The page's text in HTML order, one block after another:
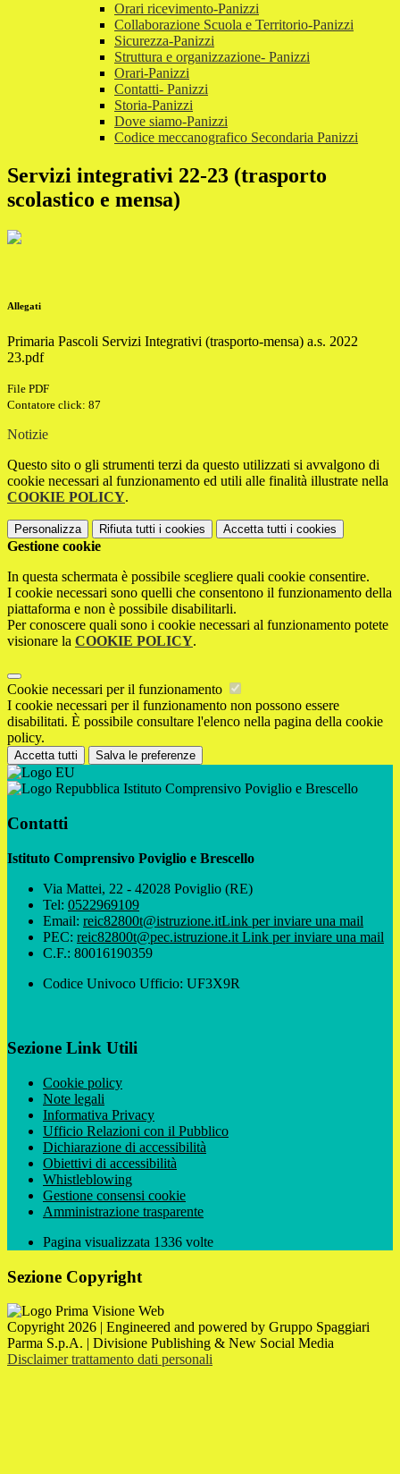
Orari ricevimento-Panizzi
Collaborazione Scuola e Territorio-Panizzi
Sicurezza-Panizzi
Struttura e organizzazione- Panizzi
Orari-Panizzi
Contatti- Panizzi
Storia-Panizzi
Dove siamo-Panizzi
Codice meccanografico Secondaria Panizzi
Servizi integrativi 22-23 (trasporto
scolastico e mensa)
Allegati
Primaria Pascoli Servizi Integrativi (trasporto-mensa) a.s. 2022
23.pdf
File PDF
Contatore click: 87
Notizie
Questo sito o gli strumenti terzi da questo utilizzati si avvalgono di
cookie necessari al funzionamento ed utili alle finalità illustrate nella
COOKIE POLICY.
Personalizza Rifiuta tutti i cookies Accetta tutti i cookies
Gestione cookie
In questa schermata è possibile scegliere quali cookie consentire.
I cookie necessari sono quelli che consentono il funzionamento della
piattaforma e non è possibile disabilitarli.
Per conoscere quali sono i cookie necessari al funzionamento potete
visionare la COOKIE POLICY.
Cookie necessari per il funzionamento
I cookie necessari per il funzionamento non possono essere
disabilitati. È possibile consultare l'elenco nella pagina della cookie
policy.
Accetta tutti Salva le preferenze
Istituto Comprensivo Poviglio e Brescello
Contatti
Istituto Comprensivo Poviglio e Brescello
Via Mattei, 22 - 42028 Poviglio (RE)
Tel: 0522969109
Email: reic82800t@istruzione.itLink per inviare una mail
PEC: reic82800t@pec.istruzione.it Link per inviare una mail
C.F.: 80016190359
Codice Univoco Ufficio: UF3X9R
Sezione Link Utili
Cookie policy
Note legali
Informativa Privacy
Ufficio Relazioni con il Pubblico
Dichiarazione di accessibilità
Obiettivi di accessibilità
Whistleblowing
Gestione consensi cookie
Amministrazione trasparente
Pagina visualizzata 1336 volte
Sezione Copyright
Copyright 2026 | Engineered and powered by Gruppo Spaggiari
Parma S.p.A. | Divisione Publishing & New Social Media
Disclaimer trattamento dati personali